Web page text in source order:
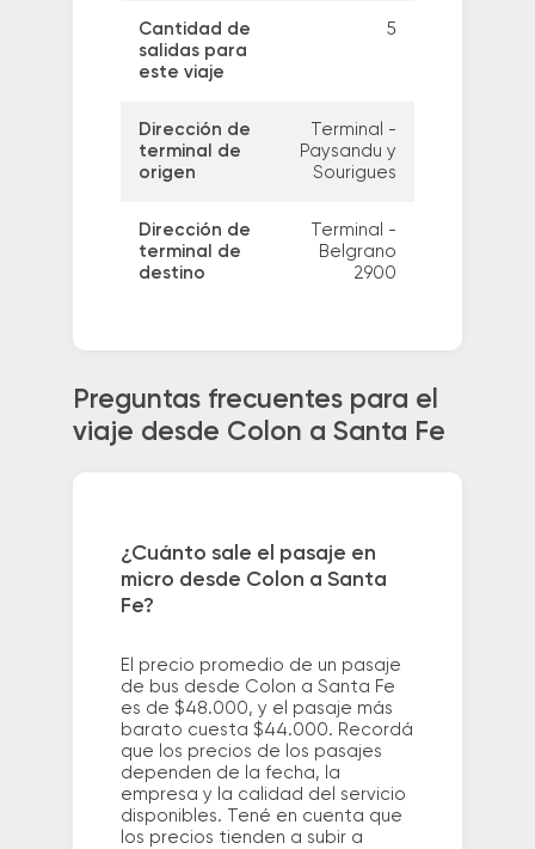
Cantidad de
salidas para
este viaje
5
Dirección de
terminal de
origen
Terminal -
Paysandu y
Sourigues
Dirección de
terminal de
destino
Terminal -
Belgrano
2900
Preguntas frecuentes para el
viaje desde Colon a Santa Fe
¿Cuánto sale el pasaje en
micro desde Colon a Santa
Fe?
El precio promedio de un pasaje
de bus desde Colon a Santa Fe
es de $48.000, y el pasaje más
barato cuesta $44.000. Recordá
que los precios de los pasajes
dependen de la fecha, la
empresa y la calidad del servicio
disponibles. Tené en cuenta que
los precios tienden a subir a